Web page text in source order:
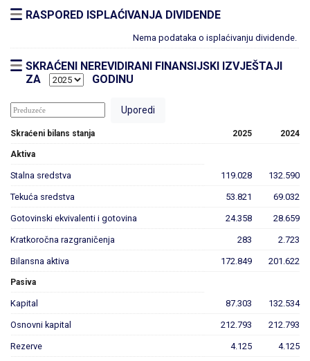
RASPORED ISPLAĆIVANJA DIVIDENDE
Nema podataka o isplaćivanju dividende.
SKRAĆENI NEREVIDIRANI FINANSIJSKI IZVJEŠTAJI
ZA
GODINU
Skraćeni bilans stanja 2025 2024
Aktiva
Stalna sredstva 119.028 132.590
Tekuća sredstva 53.821 69.032
Gotovinski ekvivalenti i gotovina 24.358 28.659
Kratkoročna razgraničenja 283 2.723
Bilansna aktiva 172.849 201.622
Pasiva
Kapital 87.303 132.534
Osnovni kapital 212.793 212.793
Rezerve 4.125 4.125